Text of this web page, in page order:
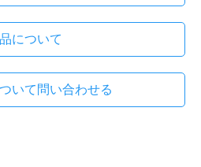
について
いて問い合わせる